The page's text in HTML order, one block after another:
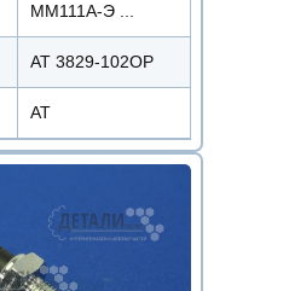
ММ111А-Э ...
AT 3829-102OP
АТ